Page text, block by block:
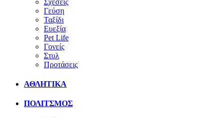
Γεύση
Ταξίδι
Ευεξία
Pet Life
Γονείς
Στυλ
Προτάσεις
ΑΘΛΗΤΙΚΑ
ΠΟΛΙΤΣΜΟΣ